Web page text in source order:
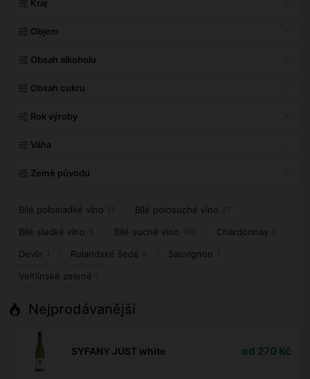
Kraj
Objem
Obsah alkoholu
Obsah cukru
Rok výroby
Váha
Země původu
Bílé polosladké víno Bílé polosuché víno
Bílé sladké víno Bílé suché víno Chardonnay
Devín Rulandské šedé Sauvignon
Veltlínské zelené
Nejprodávanější
SYFANY JUST white od 270 Kč